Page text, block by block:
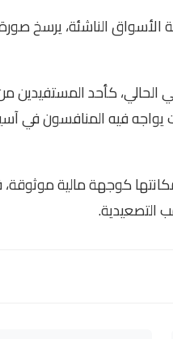
الأسواق الناشئة، يرسخ
كأحد المستفيدين
يواجه فيه المنافسون في
كوجهة مالية
التصعيدية.